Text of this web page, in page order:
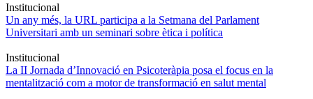
Institucional
Un any més, la URL participa a la Setmana del Parlament
Universitari amb un seminari sobre ètica i política
Institucional
La II Jornada d’Innovació en Psicoteràpia posa el focus en la
mentalització com a motor de transformació en salut mental